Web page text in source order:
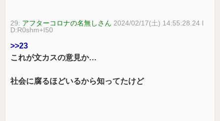
29: アフターコロナの名無しさん 2024/02/17(土) 14:55:28.24 I
D:R0shm+I50
>>23
これが文カスの意見か…
社会に腐るほどいるから知ってたけど